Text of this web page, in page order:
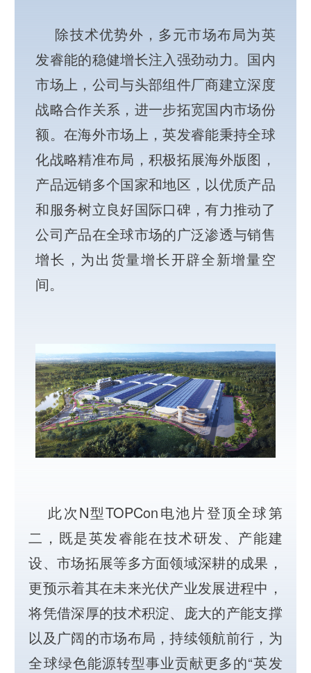
除技术优势外，多元市场布局为英
发睿能的稳健增长注入强劲动力。国内
市场上，公司与头部组件厂商建立深度
战略合作关系，进一步拓宽国内市场份
额。在海外市场上，英发睿能秉持全球
化战略精准布局，积极拓展海外版图，
产品远销多个国家和地区，以优质产品
和服务树立良好国际口碑，有力推动了
公司产品在全球市场的广泛渗透与销售
增长，为出货量增长开辟全新增量空
间。
此次N型TOPCon电池片登顶全球第
二，既是英发睿能在技术研发、产能建
设、市场拓展等多方面领域深耕的成果，
更预示着其在未来光伏产业发展进程中，
将凭借深厚的技术积淀、庞大的产能支撑
以及广阔的市场布局，持续领航前行，为
全球绿色能源转型事业贡献更多的“英发